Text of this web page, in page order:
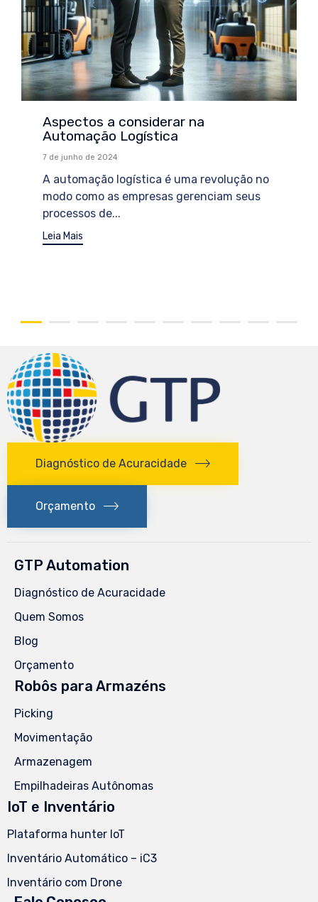
Aspectos a considerar na
Automação Logística
7 de junho de 2024
A automação logística é uma revolução no
modo como as empresas gerenciam seus
processos de...
Leia Mais
Diagnóstico de Acuracidade
Orçamento
GTP Automation
Diagnóstico de Acuracidade
Quem Somos
Blog
Orçamento
Robôs para Armazéns
Picking
Movimentação
Armazenagem
Empilhadeiras Autônomas
IoT e Inventário
Plataforma hunter IoT
Inventário Automático – iC3
Inventário com Drone